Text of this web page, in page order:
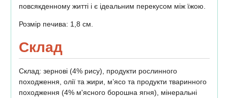
повсякденному житті і є ідеальним перекусом між їжою.
Розмір печива: 1,8 см.
Склад
Склад: зернові (4% рису), продукти рослинного
походження, олії та жири, м’ясо та продукти тваринного
походження (4% м'ясного борошна ягня), мінеральні